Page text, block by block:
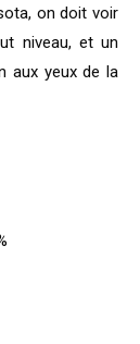
on doit voir
niveau, et un
aux yeux de la